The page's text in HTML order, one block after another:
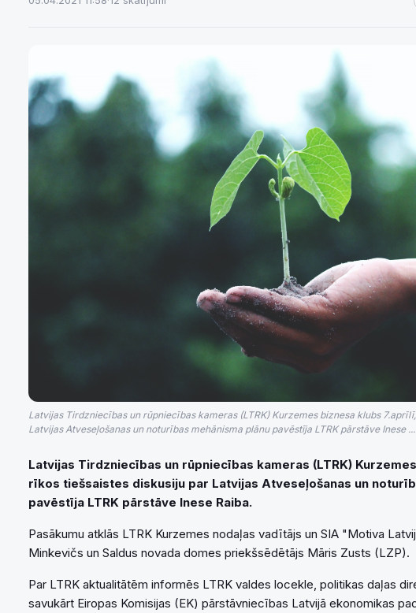
Latvijas Tirdzniecības un rūpniecības kameras (LTRK) Kurzemes biznesa klubs
Latvijas Atveseļošanas un noturības mehānisma plānu pavēstīja LTRK pārstāve Inese ...
Latvijas Tirdzniecības un rūpniecības kameras (LTRK)
rīkos tiešsaistes diskusiju par Latvijas Atveseļošanas un
pavēstīja LTRK pārstāve Inese Raiba.
Pasākumu atklās LTRK Kurzemes nodaļas vadītājs un SIA "Motiva
Minkevičs un Saldus novada domes priekšsēdētājs Māris Zusts (LZP).
Par LTRK aktualitātēm informēs LTRK valdes locekle, politikas daļas
savukārt Eiropas Komisijas (EK) pārstāvniecības Latvijā ekonomikas